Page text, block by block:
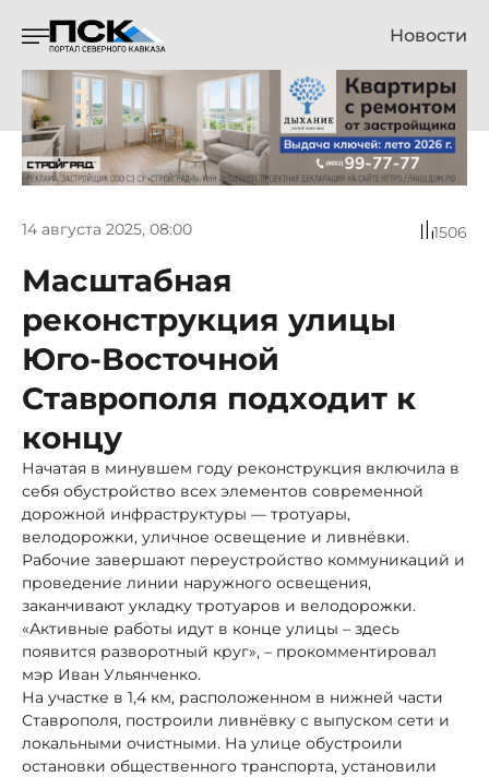
Новости
14 августа 2025, 08:00 1506
Масштабная
реконструкция улицы
Юго-Восточной
Ставрополя подходит к
концу
Начатая в минувшем году реконструкция включила в
себя обустройство всех элементов современной
дорожной инфраструктуры — тротуары,
велодорожки, уличное освещение и ливнёвки.
Рабочие завершают переустройство коммуникаций и
проведение линии наружного освещения,
заканчивают укладку тротуаров и велодорожки.
«Активные работы идут в конце улицы – здесь
появится разворотный круг», – прокомментировал
мэр Иван Ульянченко.
На участке в 1,4 км, расположенном в нижней части
Ставрополя, построили ливнёвку с выпуском сети и
локальными очистными. На улице обустроили
остановки общественного транспорта, установили